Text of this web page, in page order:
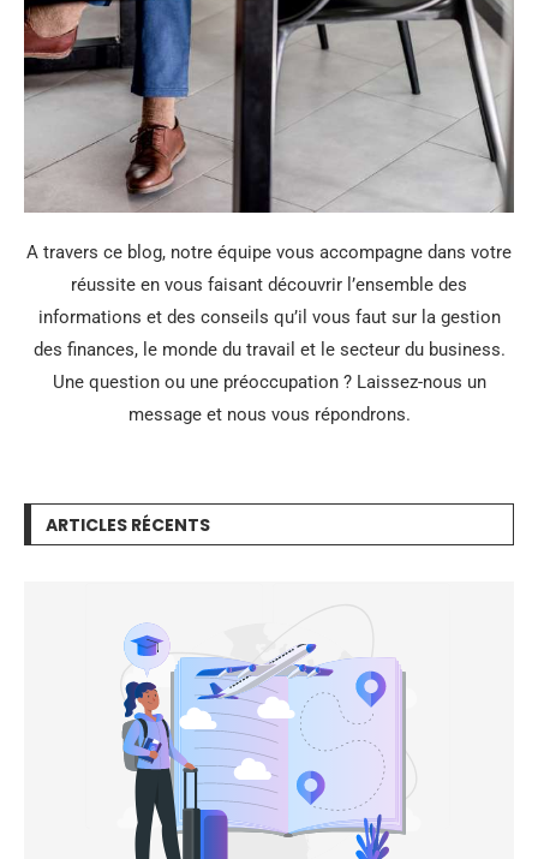
A travers ce blog, notre équipe vous accompagne dans votre
réussite en vous faisant découvrir l’ensemble des
informations et des conseils qu’il vous faut sur la gestion
des finances, le monde du travail et le secteur du business.
Une question ou une préoccupation ? Laissez-nous un
message et nous vous répondrons.
ARTICLES RÉCENTS